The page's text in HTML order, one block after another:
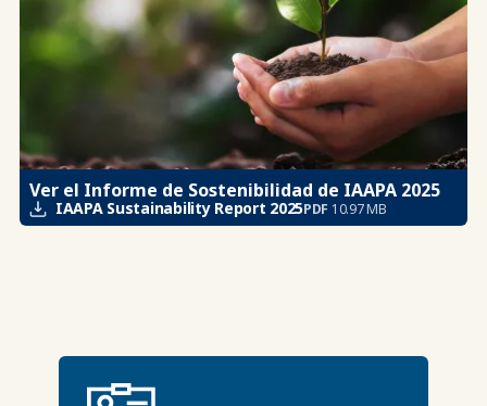
Ver el Informe de Sostenibilidad de IAAPA 2025
IAAPA Sustainability Report 2025PDF 10.97 MB